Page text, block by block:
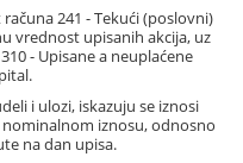
241 - Tekući (poslovni)
vrednost upisanih akcija, uz
- Upisane a neuplaćene
i ulozi, iskazuju se iznosi
iznosu, odnosno
na dan upisa.